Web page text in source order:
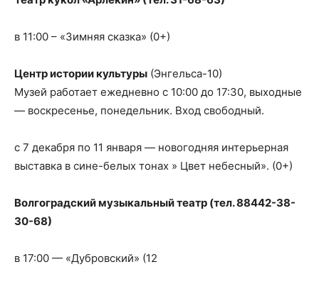
в 11:00 – «Зимняя сказка» (0+)
Центр истории культуры (Энгельса-10)
Музей работает ежедневно с 10:00 до 17:30, выходные
— воскресенье, понедельник. Вход свободный.
с 7 декабря по 11 января — новогодняя интерьерная
выставка в сине-белых тонах » Цвет небесный». (0+)
Волгоградский музыкальный театр (тел. 88442-38-
30-68)
в 17:00 — «Дубровский» (12